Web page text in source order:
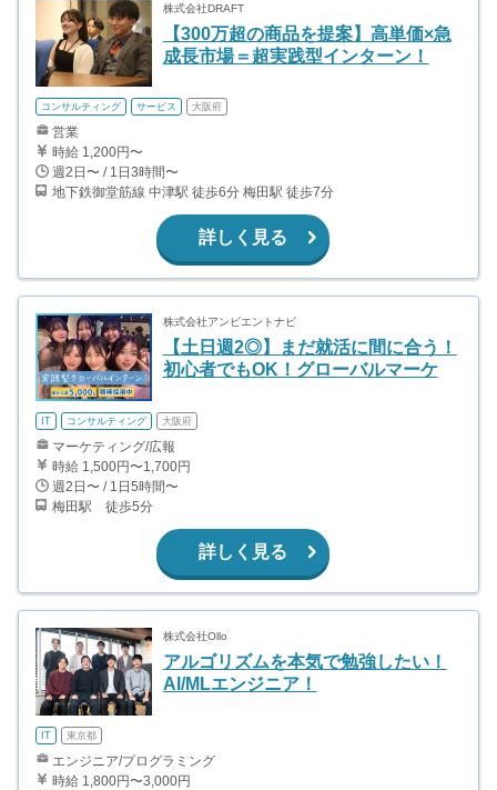
株式会社DRAFT
【300万超の商品を提案】高単価×急
成長市場＝超実践型インターン！
コンサルティング サービス 大阪府
営業
時給 1,200円〜
週2日〜 / 1日3時間〜
地下鉄御堂筋線 中津駅 徒歩6分 梅田駅 徒歩7分
詳しく見る
株式会社アンビエントナビ
【土日週2◎】まだ就活に間に合う！
初心者でもOK！グローバルマーケ
IT コンサルティング 大阪府
マーケティング/広報
時給 1,500円〜1,700円
週2日〜 / 1日5時間〜
梅田駅 徒歩5分
詳しく見る
株式会社Ollo
アルゴリズムを本気で勉強したい！
AI/MLエンジニア！
IT 東京都
エンジニア/プログラミング
時給 1,800円〜3,000円